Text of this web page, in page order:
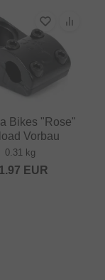
Bikes "Rose"
Vorbau
0.31 kg
EUR